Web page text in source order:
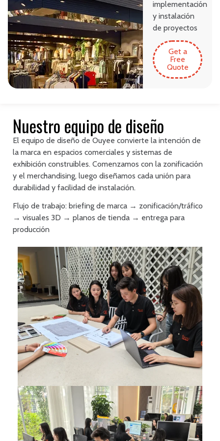
implementación
y instalación
de proyectos
Get a
Free
Quote
Nuestro equipo de diseño
El equipo de diseño de Ouyee convierte la intención de
la marca en espacios comerciales y sistemas de
exhibición construibles. Comenzamos con la zonificación
y el merchandising, luego diseñamos cada unión para
durabilidad y facilidad de instalación.
Flujo de trabajo: briefing de marca → zonificación/tráfico
→ visuales 3D → planos de tienda → entrega para
producción